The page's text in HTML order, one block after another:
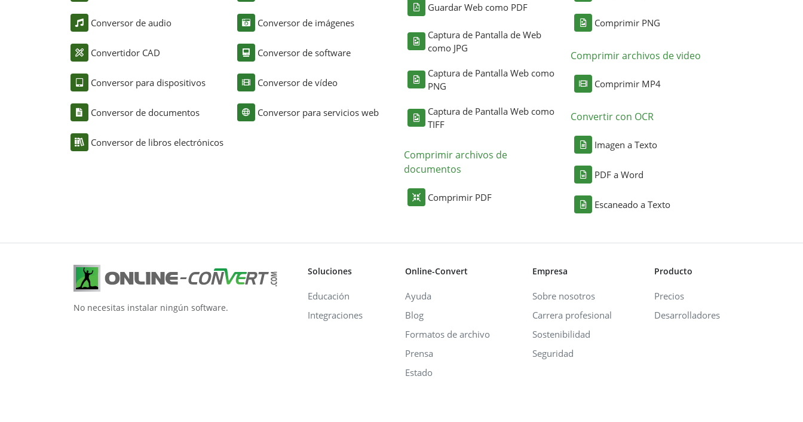
Conversor de audio
Convertidor CAD
Conversor para dispositivos
Conversor de documentos
Conversor de libros electrónicos
Conversor de imágenes
Conversor de software
Conversor de vídeo
Conversor para servicios web
Guardar Web como PDF
Captura de Pantalla de Web
como JPG
Captura de Pantalla Web como
PNG
Captura de Pantalla Web como
TIFF
Comprimir archivos de
documentos
Comprimir PDF
Comprimir PNG
Comprimir archivos de video
Comprimir MP4
Convertir con OCR
Imagen a Texto
PDF a Word
Escaneado a Texto
No necesitas instalar ningún software.
Soluciones
Educación
Integraciones
Online-Convert
Ayuda
Blog
Formatos de archivo
Prensa
Estado
Empresa
Sobre nosotros
Carrera profesional
Sostenibilidad
Seguridad
Producto
Precios
Desarrolladores